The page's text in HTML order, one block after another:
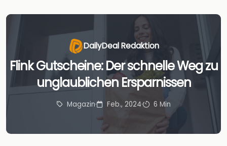
DailyDeal Redaktion
Flink Gutscheine: Der schnelle Weg zu
unglaublichen Ersparnissen
Magazin· Feb., 2024· 6 Min